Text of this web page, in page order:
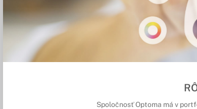
Spoločnosť Optoma má v